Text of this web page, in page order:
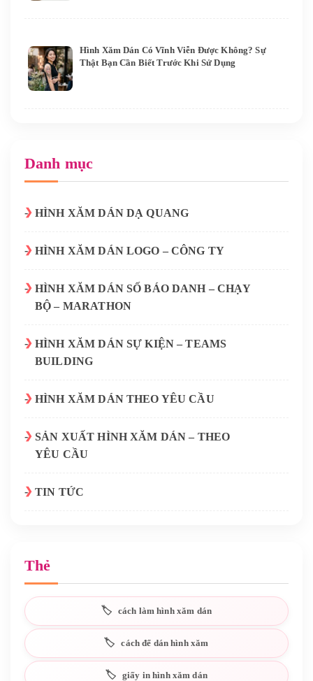
Hình Xăm Dán Có Vĩnh Viễn Được Không? Sự
Thật Bạn Cần Biết Trước Khi Sử Dụng
Danh mục
HÌNH XĂM DÁN DẠ QUANG
HÌNH XĂM DÁN LOGO – CÔNG TY
HÌNH XĂM DÁN SỐ BÁO DANH – CHẠY
BỘ – MARATHON
HÌNH XĂM DÁN SỰ KIỆN – TEAMS
BUILDING
HÌNH XĂM DÁN THEO YÊU CẦU
SẢN XUẤT HÌNH XĂM DÁN – THEO
YÊU CẦU
TIN TỨC
Thẻ
cách làm hình xăm dán
cách để dán hình xăm
giấy in hình xăm dán